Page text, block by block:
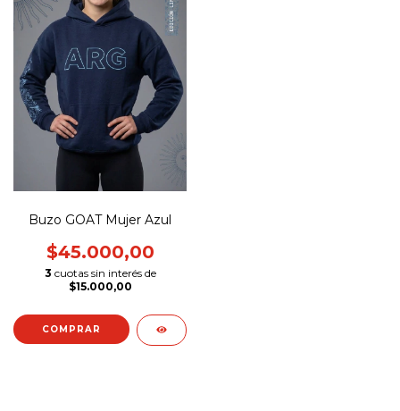
Buzo GOAT Mujer Azul
$45.000,00
3 cuotas sin interés de
$15.000,00
COMPRAR